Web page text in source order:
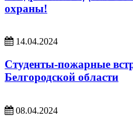
охраны!
14.04.2024
Студенты-пожарные
Белгородской области
08.04.2024